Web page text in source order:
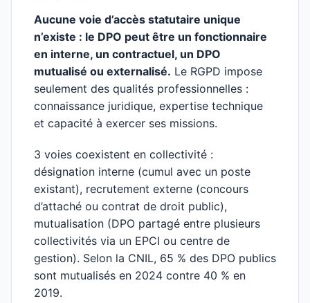
Aucune voie d’accès statutaire unique
n’existe : le DPO peut être un fonctionnaire
en interne, un contractuel, un DPO
mutualisé ou externalisé. Le RGPD impose
seulement des qualités professionnelles :
connaissance juridique, expertise technique
et capacité à exercer ses missions.
3 voies coexistent en collectivité :
désignation interne (cumul avec un poste
existant), recrutement externe (concours
d’attaché ou contrat de droit public),
mutualisation (DPO partagé entre plusieurs
collectivités via un EPCI ou centre de
gestion). Selon la CNIL, 65 % des DPO publics
sont mutualisés en 2024 contre 40 % en
2019.